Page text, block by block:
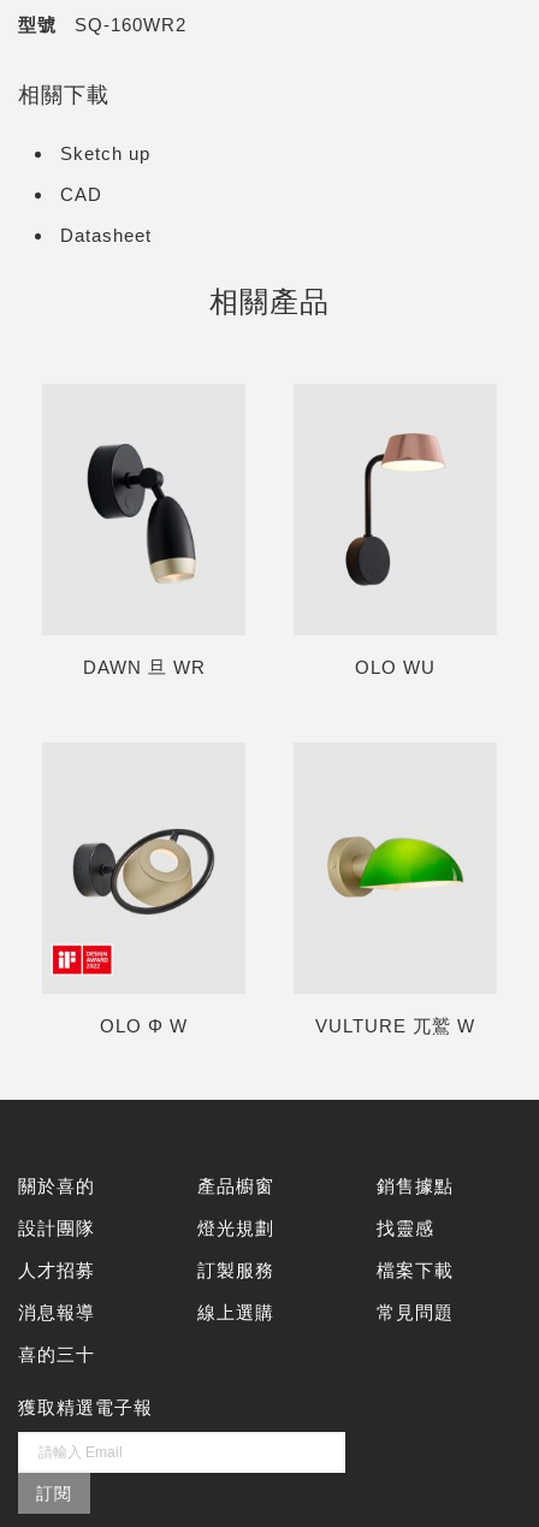
型號 SQ-160WR2
相關下載
Sketch up
CAD
Datasheet
相關產品
DAWN 旦 WR OLO WU
OLO Φ W VULTURE 兀鷲 W
關於喜的
設計團隊
人才招募
消息報導
喜的三十
產品櫥窗
燈光規劃
訂製服務
線上選購
銷售據點
找靈感
檔案下載
常見問題
獲取精選電子報
訂閱